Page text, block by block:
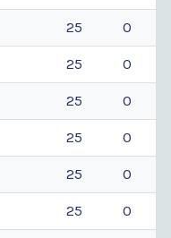
25 0
25 0
25 0
25 0
25 0
25 0